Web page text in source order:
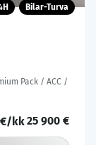
Bilar-Turva
Pack / ACC /
€/kk25 900 €